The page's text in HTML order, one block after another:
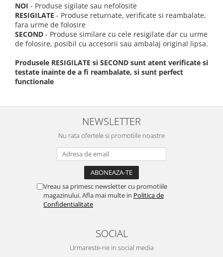
NOI - Produse sigilate sau nefolosite
RESIGILATE - Produse returnate, verificate si reambalate,
fara urme de folosire
SECOND - Produse similare cu cele resigilate dar cu urme
de folosire, posibil cu accesorii sau ambalaj original lipsa.
Produsele RESIGILATE si SECOND sunt atent verificate si
testate inainte de a fi reambalate, si sunt perfect
functionale
NEWSLETTER
Nu rata ofertele si promotiile noastre
Vreau sa primesc newsletter cu promotiile
magazinului. Afla mai multe in Politica de
Confidentialitate
SOCIAL
Urmareste-ne in social media